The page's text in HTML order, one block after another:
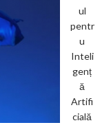
ul
pentr
u
Inteli
genț
ă
Artifi
cială